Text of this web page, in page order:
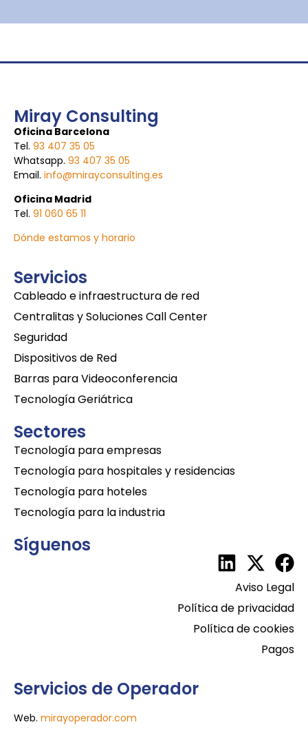
Miray Consulting
Oficina Barcelona
Tel. 93 407 35 05
Whatsapp. 93 407 35 05
Email. info@mirayconsulting.es
Oficina Madrid
Tel. 91 060 65 11
Dónde estamos y horario
Servicios
Cableado e infraestructura de red
Centralitas y Soluciones Call Center
Seguridad
Dispositivos de Red
Barras para Videoconferencia
Tecnología Geriátrica
Sectores
Tecnología para empresas
Tecnología para hospitales y residencias
Tecnología para hoteles
Tecnología para la industria
Síguenos
Aviso Legal
Política de privacidad
Política de cookies
Pagos
Servicios de Operador
Web. mirayoperador.com